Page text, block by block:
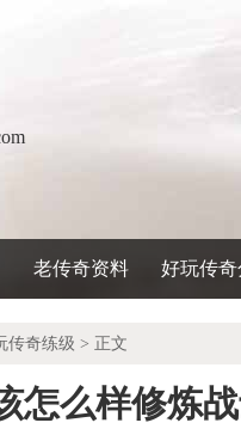
老传奇资料 好玩传奇
传奇练级 > 正文
怎么样修炼